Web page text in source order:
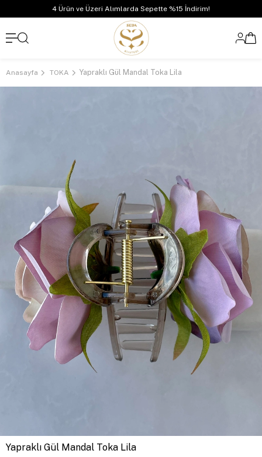
4 Ürün ve Üzeri Alımlarda Sepette %15 İndirim!
Anasayfa TOKA Yapraklı Gül Mandal Toka Lila
Yapraklı Gül Mandal Toka Lila